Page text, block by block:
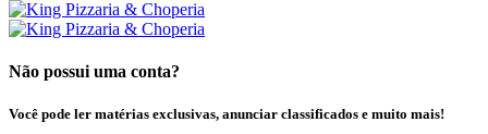
Não possui uma conta?
Você pode ler matérias exclusivas, anunciar classificados e muito mais!